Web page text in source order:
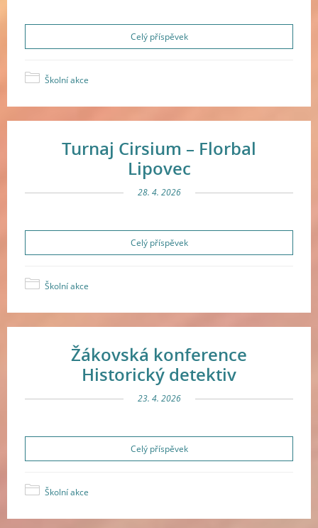
Celý příspěvek
Školní akce
Turnaj Cirsium – Florbal
Lipovec
28. 4. 2026
Celý příspěvek
Školní akce
Žákovská konference
Historický detektiv
23. 4. 2026
Celý příspěvek
Školní akce